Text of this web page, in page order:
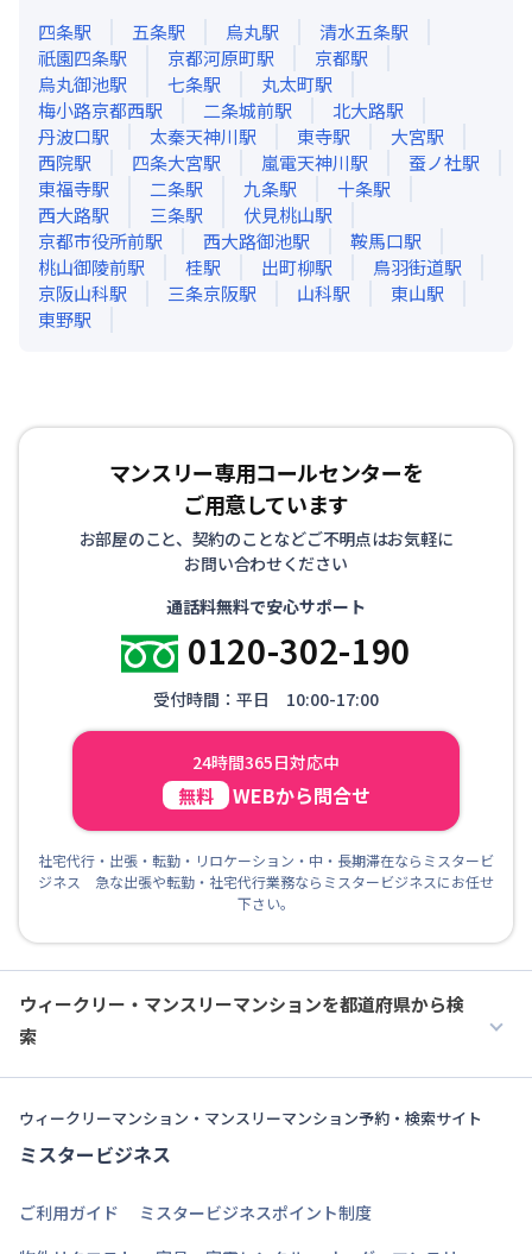
四条駅 五条駅 烏丸駅 清水五条駅
祇園四条駅 京都河原町駅 京都駅
烏丸御池駅 七条駅 丸太町駅
梅小路京都西駅 二条城前駅 北大路駅
丹波口駅 太秦天神川駅 東寺駅 大宮駅
西院駅 四条大宮駅 嵐電天神川駅 蚕ノ社駅
東福寺駅 二条駅 九条駅 十条駅
西大路駅 三条駅 伏見桃山駅
京都市役所前駅 西大路御池駅 鞍馬口駅
桃山御陵前駅 桂駅 出町柳駅 鳥羽街道駅
京阪山科駅 三条京阪駅 山科駅 東山駅
東野駅
マンスリー専用コールセンターを
ご用意しています
お部屋のこと、契約のことなどご不明点はお気軽に
お問い合わせください
通話料無料で安心サポート
0120-302-190
受付時間：平日 10:00-17:00
24時間365日対応中
無料 WEBから問合せ
社宅代行・出張・転勤・リロケーション・中・長期滞在ならミスタービ
ジネス 急な出張や転勤・社宅代行業務ならミスタービジネスにお任せ
下さい。
ウィークリー・マンスリーマンションを都道府県から検
索
ウィークリーマンション・マンスリーマンション予約・検索サイト
ミスタービジネス
ご利用ガイド
ミスタービジネスポイント制度